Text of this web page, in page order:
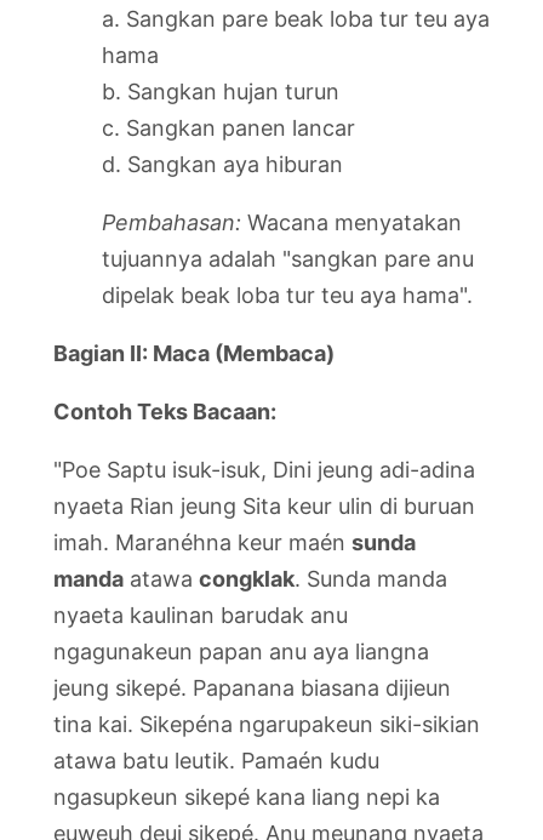
a. Sangkan pare beak loba tur teu aya
hama
b. Sangkan hujan turun
c. Sangkan panen lancar
d. Sangkan aya hiburan
Pembahasan: Wacana menyatakan
tujuannya adalah "sangkan pare anu
dipelak beak loba tur teu aya hama".
Bagian II: Maca (Membaca)
Contoh Teks Bacaan:
"Poe Saptu isuk-isuk, Dini jeung adi-adina
nyaeta Rian jeung Sita keur ulin di buruan
imah. Maranéhna keur maén sunda
manda atawa congklak. Sunda manda
nyaeta kaulinan barudak anu
ngagunakeun papan anu aya liangna
jeung sikepé. Papanana biasana dijieun
tina kai. Sikepéna ngarupakeun siki-sikian
atawa batu leutik. Pamaén kudu
ngasupkeun sikepé kana liang nepi ka
euweuh deui sikepé. Anu meunang nyaeta